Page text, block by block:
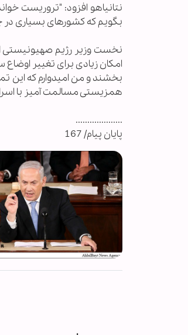
نتانیاهو افزود: "تروریست
بگویم که کشورهای بسیاری
نخست وزیر رژیم صهیونیستی
امکان زیادی برای تغییر
بخشند و من امیدوارم که این
همزیستی مسالمت آمیز با
....................
پایان پیام/ 167